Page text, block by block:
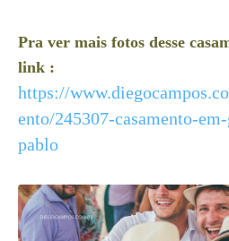
Pra ver mais fotos desse
link :
https://
ento/245307-casamento-
pablo